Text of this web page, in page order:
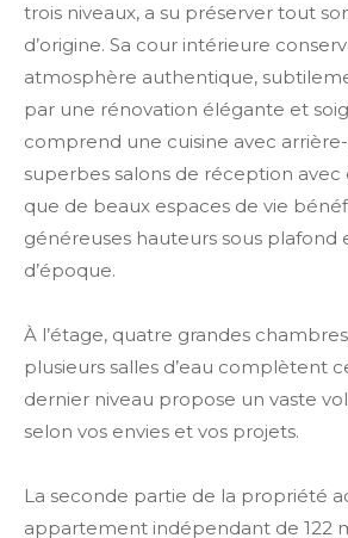
trois niveaux, a su préserver tout
d’origine. Sa cour intérieure
atmosphère authentique,
par une rénovation élégante et
comprend une cuisine avec
superbes salons de réception avec
que de beaux espaces de vie
généreuses hauteurs sous plafond
d’époque.
À l’étage, quatre grandes
plusieurs salles d’eau complètent
dernier niveau propose un vaste
selon vos envies et vos projets.
La seconde partie de la propriété
appartement indépendant de 122